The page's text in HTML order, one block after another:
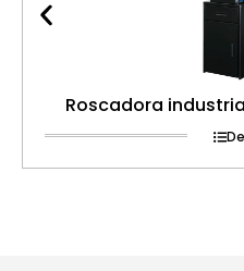
Roscadora industrial